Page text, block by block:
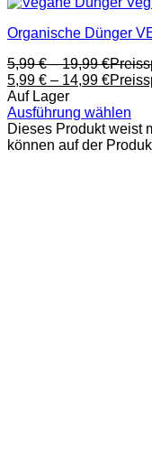
Organische Dünger
5,99€ –19,99€
5,99 € – 14,99 €
Auf Lager
Ausführung wählen
Dieses Produkt weist
können auf der